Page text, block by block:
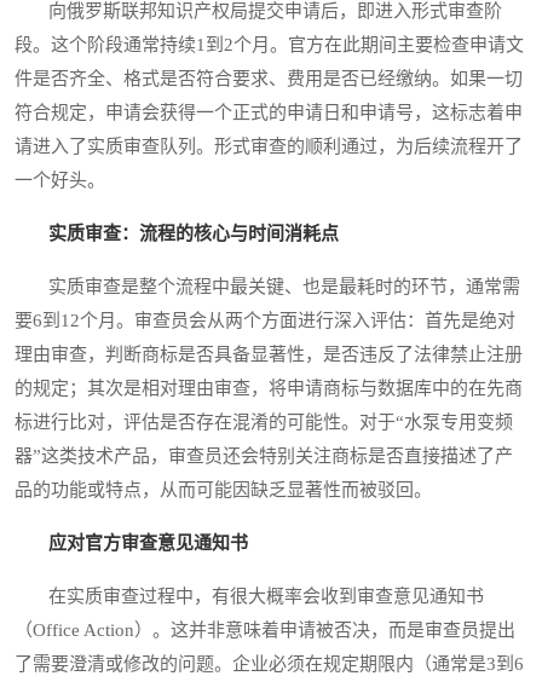
向俄罗斯联邦知识产权局提交申请后，即进入形式审查阶
段。这个阶段通常持续1到2个月。官方在此期间主要检查申请文
件是否齐全、格式是否符合要求、费用是否已经缴纳。如果一切
符合规定，申请会获得一个正式的申请日和申请号，这标志着申
请进入了实质审查队列。形式审查的顺利通过，为后续流程开了
一个好头。
实质审查：流程的核心与时间消耗点
实质审查是整个流程中最关键、也是最耗时的环节，通常需
要6到12个月。审查员会从两个方面进行深入评估：首先是绝对
理由审查，判断商标是否具备显著性，是否违反了法律禁止注册
的规定；其次是相对理由审查，将申请商标与数据库中的在先商
标进行比对，评估是否存在混淆的可能性。对于“水泵专用变频
器”这类技术产品，审查员还会特别关注商标是否直接描述了产
品的功能或特点，从而可能因缺乏显著性而被驳回。
应对官方审查意见通知书
在实质审查过程中，有很大概率会收到审查意见通知书
（Office Action）。这并非意味着申请被否决，而是审查员提出
了需要澄清或修改的问题。企业必须在规定期限内（通常是3到6